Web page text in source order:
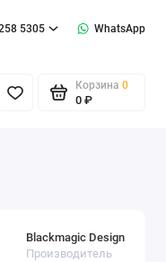
5305 WhatsApp
Корзина 0
0 ₽
Blackmagic Design
Производитель